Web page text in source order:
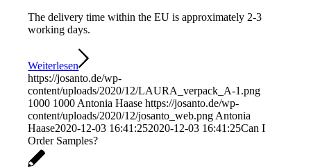
The delivery time within the EU is approximately 2-3
working days.
Weiterlesen
https://josanto.de/wp-
content/uploads/2020/12/LAURA_verpack_A-1.png
1000 1000 Antonia Haase https://josanto.de/wp-
content/uploads/2020/12/josanto_web.png Antonia
Haase2020-12-03 16:41:252020-12-03 16:41:25Can I
Order Samples?